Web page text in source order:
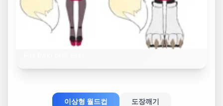
이상형 월드컵 도장깨기